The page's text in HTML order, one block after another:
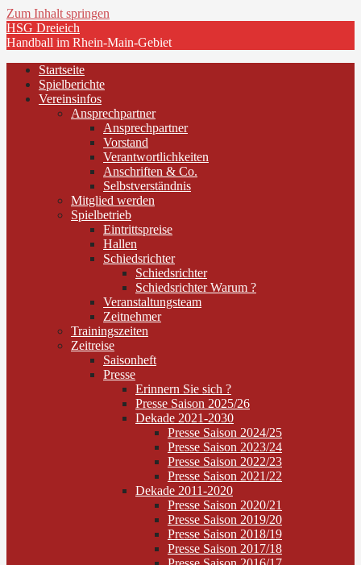
Zum Inhalt springen
HSG Dreieich
Handball im Rhein-Main-Gebiet
Startseite
Spielberichte
Vereinsinfos
Ansprechpartner
Ansprechpartner
Vorstand
Verantwortlichkeiten
Anschriften & Co.
Selbstverständnis
Mitglied werden
Spielbetrieb
Eintrittspreise
Hallen
Schiedsrichter
Schiedsrichter
Schiedsrichter Warum ?
Veranstaltungsteam
Zeitnehmer
Trainingszeiten
Zeitreise
Saisonheft
Presse
Erinnern Sie sich ?
Presse Saison 2025/26
Dekade 2021-2030
Presse Saison 2024/25
Presse Saison 2023/24
Presse Saison 2022/23
Presse Saison 2021/22
Dekade 2011-2020
Presse Saison 2020/21
Presse Saison 2019/20
Presse Saison 2018/19
Presse Saison 2017/18